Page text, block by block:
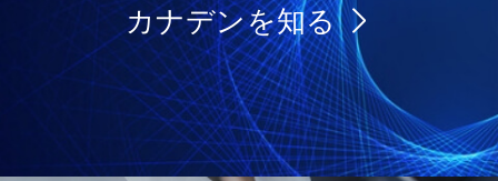
カナデンを知る